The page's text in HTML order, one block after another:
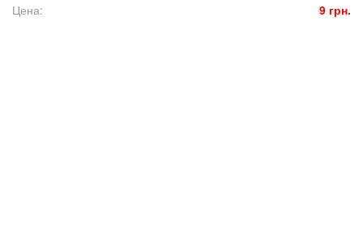
Цена:
9 грн.